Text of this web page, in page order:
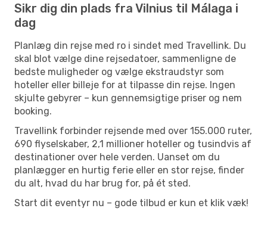
Sikr dig din plads fra Vilnius til Málaga i
dag
Planlæg din rejse med ro i sindet med Travellink. Du
skal blot vælge dine rejsedatoer, sammenligne de
bedste muligheder og vælge ekstraudstyr som
hoteller eller billeje for at tilpasse din rejse. Ingen
skjulte gebyrer – kun gennemsigtige priser og nem
booking.
Travellink forbinder rejsende med over 155.000 ruter,
690 flyselskaber, 2,1 millioner hoteller og tusindvis af
destinationer over hele verden. Uanset om du
planlægger en hurtig ferie eller en stor rejse, finder
du alt, hvad du har brug for, på ét sted.
Start dit eventyr nu – gode tilbud er kun et klik væk!